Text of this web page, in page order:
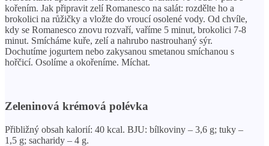
kořením. Jak připravit zelí Romanesco na salát: rozdělte ho a
brokolici na růžičky a vložte do vroucí osolené vody. Od chvíle,
kdy se Romanesco znovu rozvaří, vaříme 5 minut, brokolici 7-8
minut. Smícháme kuře, zelí a nahrubo nastrouhaný sýr.
Dochutíme jogurtem nebo zakysanou smetanou smíchanou s
hořčicí. Osolíme a okořeníme. Míchat.
Zeleninová krémová polévka
Přibližný obsah kalorií: 40 kcal. BJU: bílkoviny – 3,6 g; tuky –
1,5 g; sacharidy – 4 g.